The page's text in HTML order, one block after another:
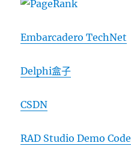
Embarcadero TechNet
Delphi盒子
CSDN
RAD Studio Demo Code